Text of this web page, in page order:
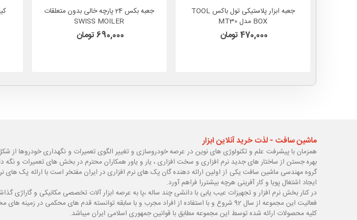
جعبه ابزار پلاستیکی تول باکس TOOL
BOX مدل MT30
470,000 تومان
جعبه بکس 24 پارچه خالی بدون متعلقات
SWISS MOILER
690,000 تومان
ماشین سافت - لذت خرید آنلاین ابزار
همزمان با پیشرفت علم و تکنولوژی های نوین در عرصه خودروسازی و تغییر الگوی تعمیرات و نگهداری خودروها
بهره جستن از ساختار های جدید نرم افزاری و سخت افزاری ، یار و یاور همکاران محترم در بخش های تعمیرات و
گروه مهندسی ماشین سافت یکی از اولین ارائه دهنده گان پک های نرم افزاری در ایران مفتخر است با ارائه پک
ایجاد اشتغال پویا و کار آفرینی هرچه بیشتررا فراهم آورد.
در کنار بخش نرم افزار و تجهیزات عیب یابی با دانشی چند ساله ،پابه عرصه ابزار آلات تخصصی مکانیکی و گاراژی
فعالیت این مجموعه از سال 92 شروع و با استفاده از افراد مجرب و با سابقه توانسته قدم های محکمی در زمینه های مختلف اعم از ابزار ، تجهیزات تعمیرگاهی و عیب یابی بردارد.
کلیه محصولات ارائه شده توسط این مجموعه مطابق با قوانین جمهوری اسلامی ایران میباشد.